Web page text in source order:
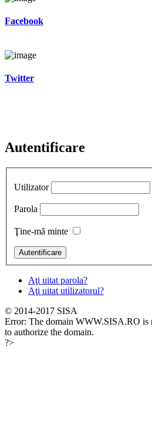
Facebook
Twitter
Autentificare
Utilizator
Parola
Ţine-mă minte
Aţi uitat parola?
Aţi uitat utilizatorul?
© 2014-2017 SISA
Error: The domain WWW.SISA.RO is
to authorize the domain.
?>